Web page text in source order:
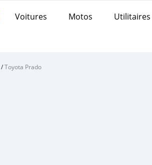
Voitures Motos Utilitaires
/Toyota Prado